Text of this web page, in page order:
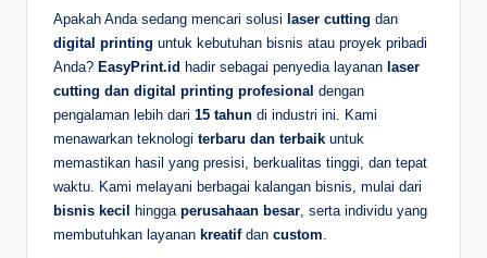
Apakah Anda sedang mencari solusi laser cutting dan
digital printing untuk kebutuhan bisnis atau proyek pribadi
Anda? EasyPrint.id hadir sebagai penyedia layanan laser
cutting dan digital printing profesional dengan
pengalaman lebih dari 15 tahun di industri ini. Kami
menawarkan teknologi terbaru dan terbaik untuk
memastikan hasil yang presisi, berkualitas tinggi, dan tepat
waktu. Kami melayani berbagai kalangan bisnis, mulai dari
bisnis kecil
hingga perusahaan besar , serta individu yang
membutuhkan layanan kreatifdan custom